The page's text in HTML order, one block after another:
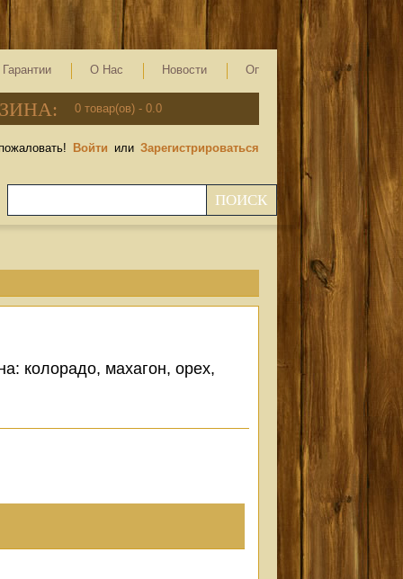
О Нас Новости Оплата Контакты
0 товар(ов) - 0.0
Войти или Зарегистрироваться
ПОИСК
колорадо, махагон, орех,